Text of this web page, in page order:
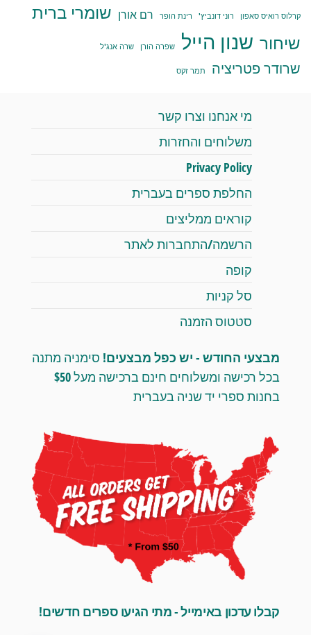
קרלוס רואיס סאפון רוני דונביץ' רינת הופר רם אורן שומרי ברית
שיחור שנון הייל שפרה הורן שרה אנג'ל
שרודר פטריציה תמר זקס
מי אנחנו וצרו קשר
משלוחים והחזרות
Privacy Policy
החלפת ספרים בעברית
קוראים ממליצים
הרשמה/התחברות לאתר
קופה
סל קניות
סטטוס הזמנה
מבצעי החודש - יש כפל מבצעים! סימניה מתנה
בכל רכישה ומשלוחים חינם ברכישה מעל $50
בחנות ספרי יד שניה בעברית
קבלו עדכון באימייל - מתי הגיעו ספרים חדשים!